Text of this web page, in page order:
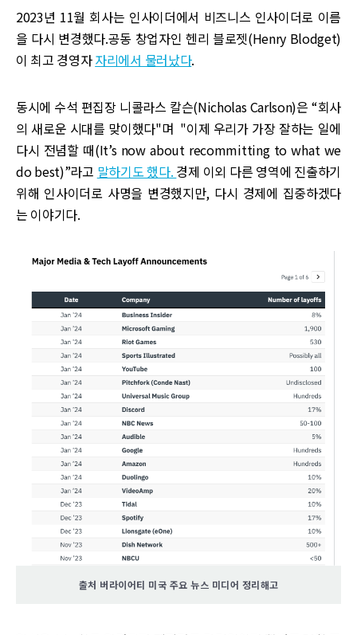
2023년 11월 회사는 인사이더에서 비즈니스 인사이더로 이름
을 다시 변경했다.공동 창업자인 헨리 블로젯(Henry Blodget)
이 최고 경영자자리에서 물러났다.
동시에 수석 편집장 니콜라스 칼슨(Nicholas Carlson)은 “회사
의 새로운 시대를 맞이했다"며 "이제 우리가 가장 잘하는 일에
다시 전념할 때(It’s now about recommitting to what we
do best)”라고 말하기도 했다. 경제 이외 다른 영역에 진출하기
위해 인사이더로 사명을 변경했지만, 다시 경제에 집중하겠다
는 이야기다.
출처 버라이어티 미국 주요 뉴스 미디어 정리해고